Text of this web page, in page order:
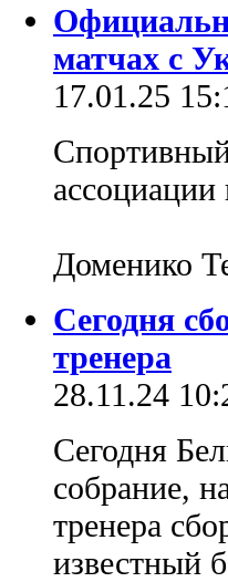
матчах с
17.01.25
ассоциации
Доменико
Сегодня
тренера
28.11.24
Сегодня
собрание,
тренера
известный